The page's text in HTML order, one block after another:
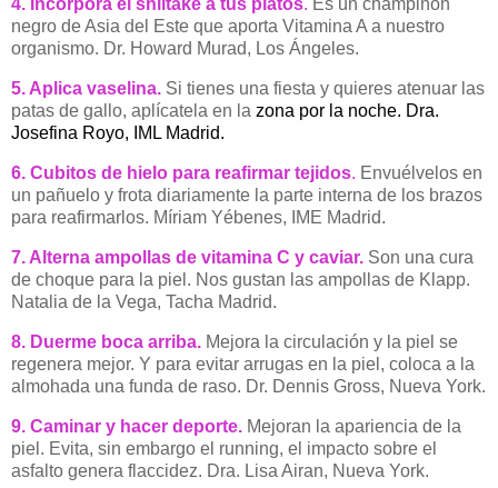
4. Incorpora el shiitake a tus platos. Es un champiñón
negro de Asia del Este que aporta Vitamina A a nuestro
organismo. Dr. Howard Murad, Los Ángeles.
5. Aplica vaselina. Si tienes una fiesta y quieres atenuar las
patas de gallo, aplícatela en la zona por la noche. Dra.
Josefina Royo, IML Madrid.
6. Cubitos de hielo para reafirmar tejidos. Envuélvelos en
un pañuelo y frota diariamente la parte interna de los brazos
para reafirmarlos. Míriam Yébenes, IME Madrid.
7. Alterna ampollas de vitamina C y caviar. Son una cura
de choque para la piel. Nos gustan las ampollas de Klapp.
Natalia de la Vega, Tacha Madrid.
8. Duerme boca arriba. Mejora la circulación y la piel se
regenera mejor. Y para evitar arrugas en la piel, coloca a la
almohada una funda de raso. Dr. Dennis Gross, Nueva York.
9. Caminar y hacer deporte. Mejoran la apariencia de la
piel. Evita, sin embargo el running, el impacto sobre el
asfalto genera flaccidez. Dra. Lisa Airan, Nueva York.